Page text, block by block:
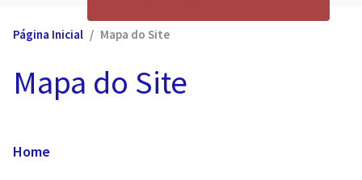
Página Inicial Mapa do Site
Mapa do Site
Home